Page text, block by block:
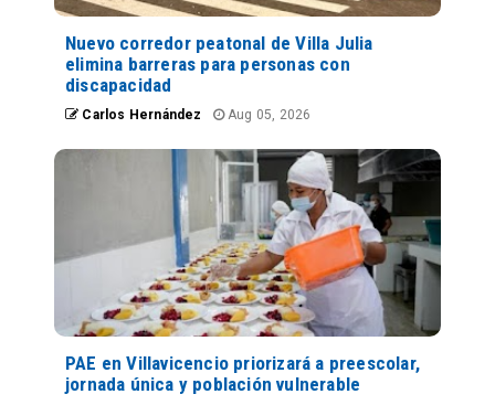
Nuevo corredor peatonal de Villa Julia
elimina barreras para personas con
discapacidad
Carlos Hernández Aug 05, 2026
PAE en Villavicencio priorizará a preescolar,
jornada única y población vulnerable